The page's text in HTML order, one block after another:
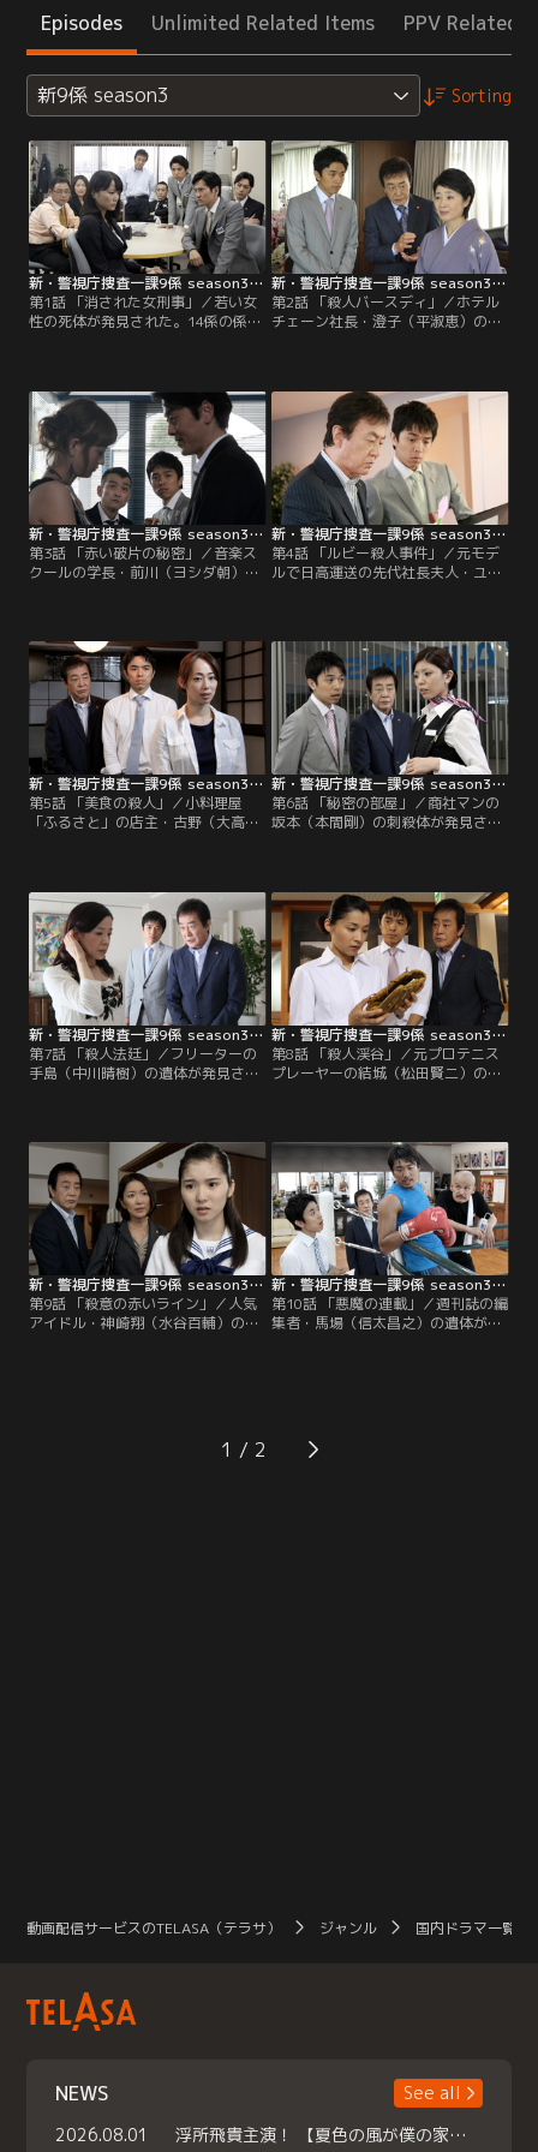
Episodes Unlimited Related Items PPV Related
新9係 season3 Sorting
新・警視庁捜査一課9係 season3 第01話
第1話 「消された女刑事」／若い女
性の死体が発見された。14係の係長
に新田（内田朝陽）という新人を迎
えていた。新田をいじりながらも直
樹（井ノ原快彦）らにテキパキと指
示を出す青柳。
新・警視庁捜査一課9係 season3 第02話
第2話 「殺人バースディ」／ホテル
チェーン社長・澄子（平淑恵）の華
ティーの料理に毒物が混入されてい
たのか、と思われたが、麻衣が料理
に手をつけた様子はない。ただ、麻
衣が使ったと思われるフォークにク
リームが付着、ケーキを食べたよう
にも見える。
新・警視庁捜査一課9係 season3 第03話
第3話 「赤い破片の秘密」／音楽ス
クールの学長・前川（ヨシダ朝）が
松彩夏）もスクールの出身者だと
か。そんな情報を提供する矢沢（田
口浩正）に青柳（吹越満）がなぜか
噛みついている。矢沢も負けじと言
い返しているが何かあったのだろう
新・警視庁捜査一課9係 season3 第04話
第4話 「ルビー殺人事件」／元モデ
ルで日高運送の先代社長夫人・ユリ
なりの金持ちと判断するが、現金や
カードが残されており金目当ての犯
行ではなさそうだ。額から頬にかけ
て2つの半円が並行に向き合うよう
な傷が残されており、傷には黒い付
着物が。
新・警視庁捜査一課9係 season3 第05話
第5話 「美食の殺人」／小料理屋
「ふるさと」の店主・古野（大高洋
直前まで誰かと呑んでいたらしい。
青柳（吹越満）は従業員の桜（井上
和香）がカウンターにあった100円
ライターをそっとしまうところをが
目撃。桜からライターを証拠品とし
て没収する。
新・警視庁捜査一課9係 season3 第06話
第6話 「秘密の部屋」／商社マンの
坂本（本間剛）の刺殺体が発見され
妻・奈津江（吉田羊）に確認しても
らうが、家のものではないというだ
けで何のカギかはわからない。倫太
郎は坂本の机の上のシュレッダーか
ら裁断された紙くずを見つける
と…。
新・警視庁捜査一課9係 season3 第07話
第7話 「殺人法廷」／フリーターの
手島（中川晴樹）の遺体が発見さ
延長コードによって絞め殺されたこ
とが判明。実は手島は延長コードで
女子大生・瑞穂（皆川玲奈）が殺害
された事件の容疑者として逮捕され
ていたことがわかった。
新・警視庁捜査一課9係 season3 第08話
第8話 「殺人渓谷」／元プロテニス
プレーヤーの結城（松田賢二）の他
中。当の結城は殺害されたが、財津
は結城の遺志を尊重して建設を進め
るという。が、事件当夜、結城本人
が設計を担当する建築家・芳子（立
原麻衣）に建設の中止を訴えていた
ことがわかる。
新・警視庁捜査一課9係 season3 第09話
第9話 「殺意の赤いライン」／人気
アイドル・神崎翔（水谷百輔）のマ
物、右手の側面には赤い染料が付着
していた。それらが意味するもの
新・警視庁捜査一課9係 season3 第10話
第10話 「悪魔の連載」／週刊誌の編
集者・馬場（信太昌之）の遺体が発
香奈子（入山法子）によると、香奈
子の体調不良が原因で連載が終了。
1
動画配信サービスのTELASA（テラサ） ジャンル 国内ドラマ一覧（
NEWS
See all
2026.08.01
浮所飛貴主演！ 【夏色の風が僕の家にやってきた】 本日よりテラサで独占配信スタート！